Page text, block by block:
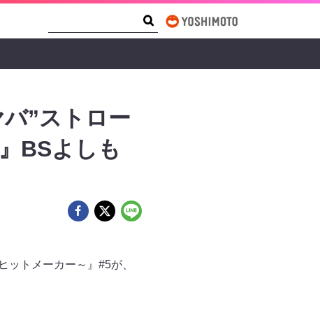
”ストロー
BSよしも
トメーカー～』#5が、